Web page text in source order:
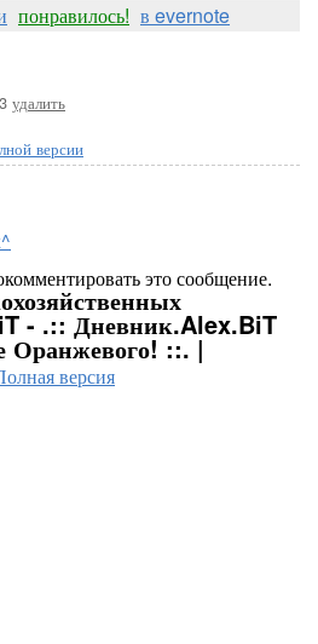
понравилось! в evernote
удалить
версии
это сообщение.
- .:: Дневник.Alex.BiT
Оранжевого! ::. |
версия